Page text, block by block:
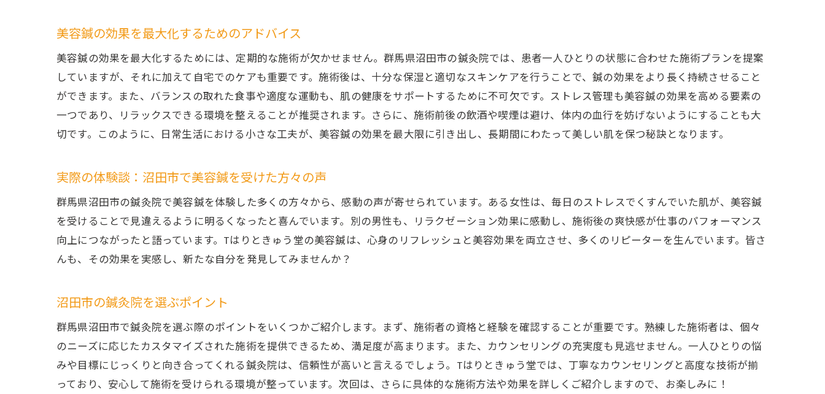
極細の針を使用する美容鍼のメリット
群馬県沼田市で受けられる最新の美容鍼
美容鍼による具体的な効果とその持続性
沼田市の鍼灸院での美容鍼施術の実際
美容鍼の効果を高めるための生活習慣
実際に美容鍼を体験した方々の感想
頭皮ケアの重要性とその効果
美容鍼と頭皮ケアの組み合わせのメリット
沼田市で体験する特別な頭皮ケア
頭皮ケアの施術内容とその過程
美容鍼と頭皮ケアを受ける際の注意点
美容鍼と頭皮ケアで得られる変化
沼田市の鍼灸院が提供する独自の施術プラン
新しい自分に出会うための美容鍼と頭皮ケア
美容鍼の効果を最大化するためのアドバイス
美容鍼の効果を最大化するためには、定期的な施術が欠かせません。群馬県沼田市の鍼灸院では、患者一人ひとりの状態に合わせた施術プランを提案
していますが、それに加えて自宅でのケアも重要です。施術後は、十分な保湿と適切なスキンケアを行うことで、鍼の効果をより長く持続させること
ができます。また、バランスの取れた食事や適度な運動も、肌の健康をサポートするために不可欠です。ストレス管理も美容鍼の効果を高める要素の
一つであり、リラックスできる環境を整えることが推奨されます。さらに、施術前後の飲酒や喫煙は避け、体内の血行を妨げないようにすることも大
切です。このように、日常生活における小さな工夫が、美容鍼の効果を最大限に引き出し、長期間にわたって美しい肌を保つ秘訣となります。
実際の体験談：沼田市で美容鍼を受けた方々の声
群馬県沼田市の鍼灸院で美容鍼を体験した多くの方々から、感動の声が寄せられています。ある女性は、毎日のストレスでくすんでいた肌が、美容鍼
を受けることで見違えるように明るくなったと喜んでいます。別の男性も、リラクゼーション効果に感動し、施術後の爽快感が仕事のパフォーマンス
向上につながったと語っています。Tはりときゅう堂の美容鍼は、心身のリフレッシュと美容効果を両立させ、多くのリピーターを生んでいます。皆さ
んも、その効果を実感し、新たな自分を発見してみませんか？
沼田市の鍼灸院を選ぶポイント
群馬県沼田市で鍼灸院を選ぶ際のポイントをいくつかご紹介します。まず、施術者の資格と経験を確認することが重要です。熟練した施術者は、個々
のニーズに応じたカスタマイズされた施術を提供できるため、満足度が高まります。また、カウンセリングの充実度も見逃せません。一人ひとりの悩
みや目標にじっくりと向き合ってくれる鍼灸院は、信頼性が高いと言えるでしょう。Tはりときゅう堂では、丁寧なカウンセリングと高度な技術が揃
っており、安心して施術を受けられる環境が整っています。次回は、さらに具体的な施術方法や効果を詳しくご紹介しますので、お楽しみに！